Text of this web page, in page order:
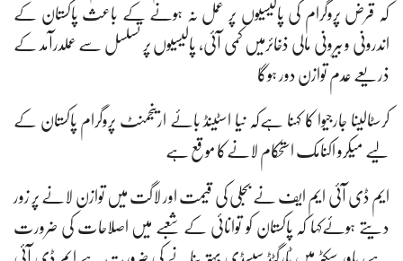
کہ قرض پروگرام کی پالیسیوں پر عمل نہ ہونے کے باعث پاکستان کے
اندرونی و بیرونی مالی ذخائرمیں کمی آئی، پالیسیوں پر تسلسل سے عملدرآمد کے
ذریعے عدم توازن دور ہوگا
کرسٹالینا جارجیوا کا کہنا ہےکہ نیا اسٹینڈ بائے ارینجمنٹ پروگرام پاکستان کے
لیے میکرو اکنامک استحکام لانےکا موقع ہے
ایم ڈی آئی ایم ایف نے بجلی کی قیمت اور لاگت میں توازن لانے پر زور
دیتے ہوئےکہا کہ پاکستان کو توانائی کے شعبے میں اصلاحات کی ضرورت
ہے، پاور سیکٹر میں ٹارگٹڈ سبسڈی بہتر بنانے کی ضرورت ہے ایم ڈی آئی